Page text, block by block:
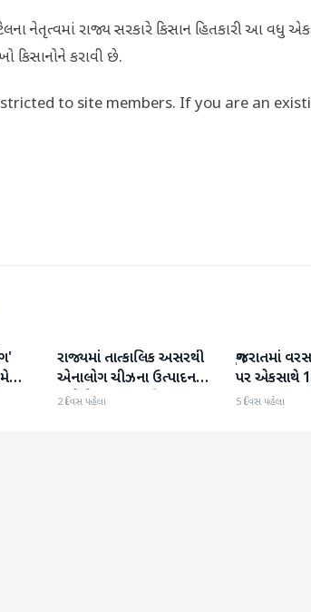
નેતૃત્વમાં રાજ્ય સરકારે કિસાન હિતકારી આ વધુ
કિસાનોને કરાવી છે.
to site members. If you are an
ગુજરાત
રાજ્યમાં તાત્કાલિક અસરથી
એનાલોગ ચીઝના ઉત્પાદન
અને વેચાણ પર પ્રતિબંધ.
2 દિવસ પહેલા
ગુજરાત
ગુજરાતમાં
પર એકસાથે
5 દિવસ પહેલા